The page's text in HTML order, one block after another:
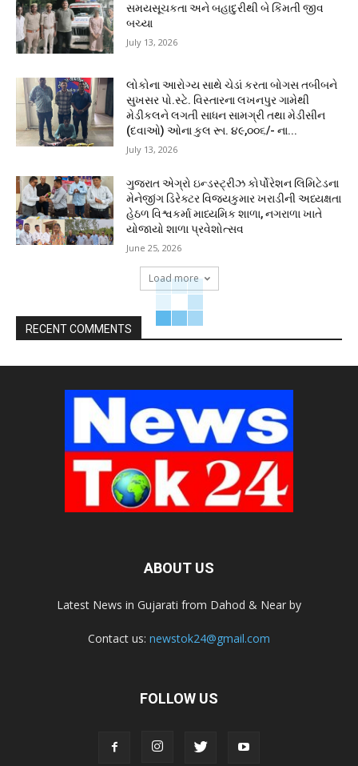
સમયસૂચકતા અને બહાદુરીથી બે કિંમતી જીવ
બચ્યા
July 13, 2026
લોકોના આરોગ્ય સાથે ચેડાં કરતા બોગસ તબીબને
સુખસર પો.સ્ટે. વિસ્તારના લખનપુર ગામેથી
મેડીકલને લગતી સાધન સામગ્રી તથા મેડીસીન
(દવાઓ) ઓના કુલ રૂા. ૪૯,૦૦૬/- ના...
July 13, 2026
ગુજરાત એગ્રો ઇન્ડસ્ટ્રીઝ કોર્પોરેશન લિમિટેડના
મેનેજીંગ ડિરેક્ટર વિજયકુમાર ખરાડીની અધ્યક્ષતા
હેઠળ વિશ્વકર્મા માધ્યમિક શાળા, નગરાળા ખાતે
યોજાયો શાળા પ્રવેશોત્સવ
June 25, 2026
Load more
RECENT COMMENTS
ABOUT US
Latest News in Gujarati from Dahod & Near by
Contact us: newstok24@gmail.com
FOLLOW US